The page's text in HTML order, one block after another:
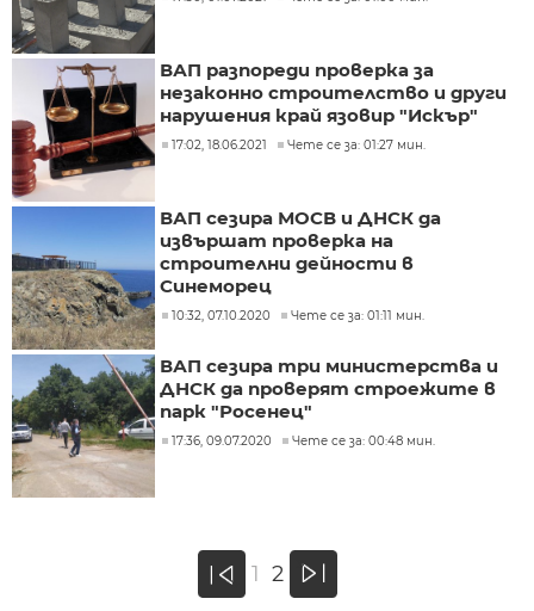
ВАП разпореди проверка за
незаконно строителство и други
нарушения край язовир "Искър"
17:02, 18.06.2021 Чете се за: 01:27 мин.
ВАП сезира МОСВ и ДНСК да
извършат проверка на
строителни дейности в
Синеморец
10:32, 07.10.2020 Чете се за: 01:11 мин.
ВАП сезира три министерства и
ДНСК да проверят строежите в
парк "Росенец"
17:36, 09.07.2020 Чете се за: 00:48 мин.
« 1 2 »